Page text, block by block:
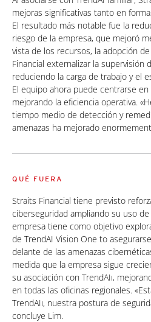
mejoras significativas tanto en
El resultado más notable fue la
riesgo de la empresa, que mejoró
vista de los recursos, la adopción
Financial externalizar la supervisión
reduciendo la carga de trabajo y el
El equipo ahora puede centrarse en
mejorando la eficiencia operativa.
tiempo medio de detección y
amenazas ha mejorado
QUÉ FUERA
Straits Financial tiene previsto
ciberseguridad ampliando su uso de
empresa tiene como objetivo
de TrendAI Vision One to
delante de las amenazas
medida que la empresa sigue
su asociación con TrendAIı,
en todas las oficinas regionales.
TrendAIı, nuestra postura de
concluye Lim.